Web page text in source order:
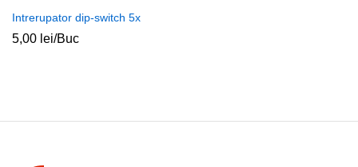
Intrerupator dip-switch 5x
5,00 lei/Buc